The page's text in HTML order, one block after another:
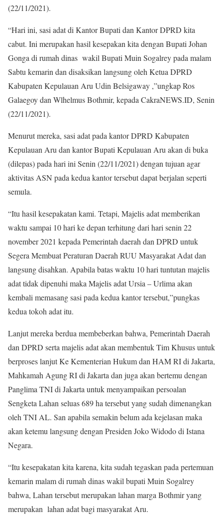
(22/11/2021).
“Hari ini, sasi adat di Kantor Bupati dan Kantor DPRD kita
cabut. Ini merupakan hasil kesepakan kita dengan Bupati Johan
Gonga di rumah dinas wakil Bupati Muin Sogalrey pada malam
Sabtu kemarin dan disaksikan langsung oleh Ketua DPRD
Kabupaten Kepulauan Aru Udin Belsigaway ,”ungkap Ros
Galaegoy dan Wlhelmus Bothmir, kepada CakraNEWS.ID, Senin
(22/11/2021).
Menurut mereka, sasi adat pada kantor DPRD Kabupaten
Kepulauan Aru dan kantor Bupati Kepulauan Aru akan di buka
(dilepas) pada hari ini Senin (22/11/2021) dengan tujuan agar
aktivitas ASN pada kedua kantor tersebut dapat berjalan seperti
semula.
“Itu hasil kesepakatan kami. Tetapi, Majelis adat memberikan
waktu sampai 10 hari ke depan terhitung dari hari senin 22
november 2021 kepada Pemerintah daerah dan DPRD untuk
Segera Membuat Peraturan Daerah RUU Masyarakat Adat dan
langsung disahkan. Apabila batas waktu 10 hari tuntutan majelis
adat tidak dipenuhi maka Majelis adat Ursia – Urlima akan
kembali memasang sasi pada kedua kantor tersebut,”pungkas
kedua tokoh adat itu.
Lanjut mereka berdua membeberkan bahwa, Pemerintah Daerah
dan DPRD serta majelis adat akan membentuk Tim Khusus untuk
berproses lanjut Ke Kementerian Hukum dan HAM RI di Jakarta,
Mahkamah Agung RI di Jakarta dan juga akan bertemu dengan
Panglima TNI di Jakarta untuk menyampaikan persoalan
Sengketa Lahan seluas 689 ha tersebut yang sudah dimenangkan
oleh TNI AL. San apabila semakin belum ada kejelasan maka
akan ketemu langsung dengan Presiden Joko Widodo di Istana
Negara.
“Itu kesepakatan kita karena, kita sudah tegaskan pada pertemuan
kemarin malam di rumah dinas wakil bupati Muin Sogalrey
bahwa, Lahan tersebut merupakan lahan marga Bothmir yang
merupakan lahan adat bagi masyarakat Aru.